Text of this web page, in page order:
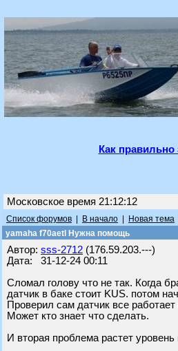
Как
Московское время 21:12:12
Список форумов В начало Новая тема
yamaha f70aetl Нужна помощь
Автор: sss-2712 (176.59.203.---)
Дата: 31-12-24 00:11
Сломал голову что не так. Когда
датчик в баке стоит KUS. потом
Проверил сам датчик все
Может кто знает что сделать.
И вторая проблема растет